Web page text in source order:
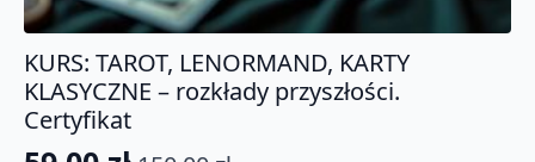
KURS: TAROT, LENORMAND, KARTY
KLASYCZNE – rozkłady przyszłości.
Certyfikat